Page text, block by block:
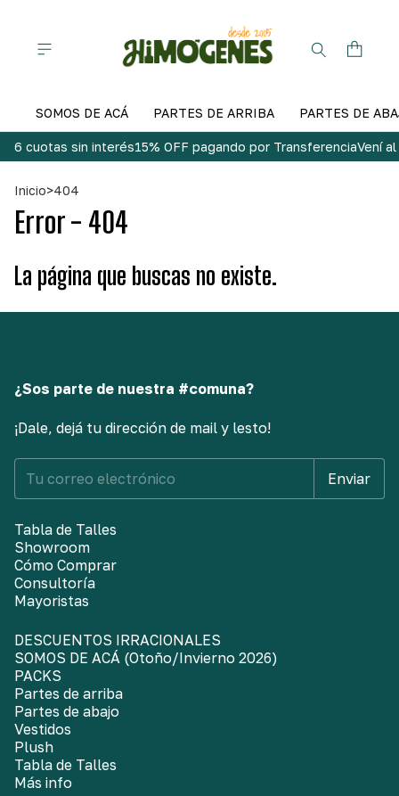
SOMOS DE ACÁ PARTES DE ARRIBA PARTES DE
6 cuotas sin interés15% OFF pagando por TransferenciaVení
Inicio>404
Error - 404
La página que buscas no existe.
¿Sos parte de nuestra #comuna?
¡Dale, dejá tu dirección de mail y lesto!
Tabla de Talles
Showroom
Cómo Comprar
Consultoría
Mayoristas
DESCUENTOS IRRACIONALES
SOMOS DE ACÁ (Otoño/Invierno 2026)
PACKS
Partes de arriba
Partes de abajo
Vestidos
Plush
Tabla de Talles
Más info